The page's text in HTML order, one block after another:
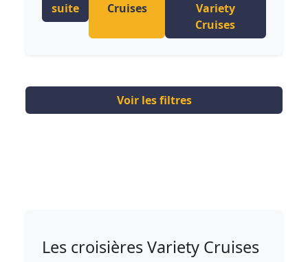
suite
Cruises
Variety
Cruises
Voir les filtres
Les croisières Variety Cruises